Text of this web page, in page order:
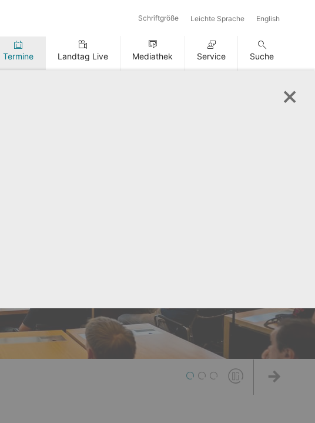
Schriftgröße Leichte Sprache English
Termine Landtag Live Mediathek Service Suche
1 2